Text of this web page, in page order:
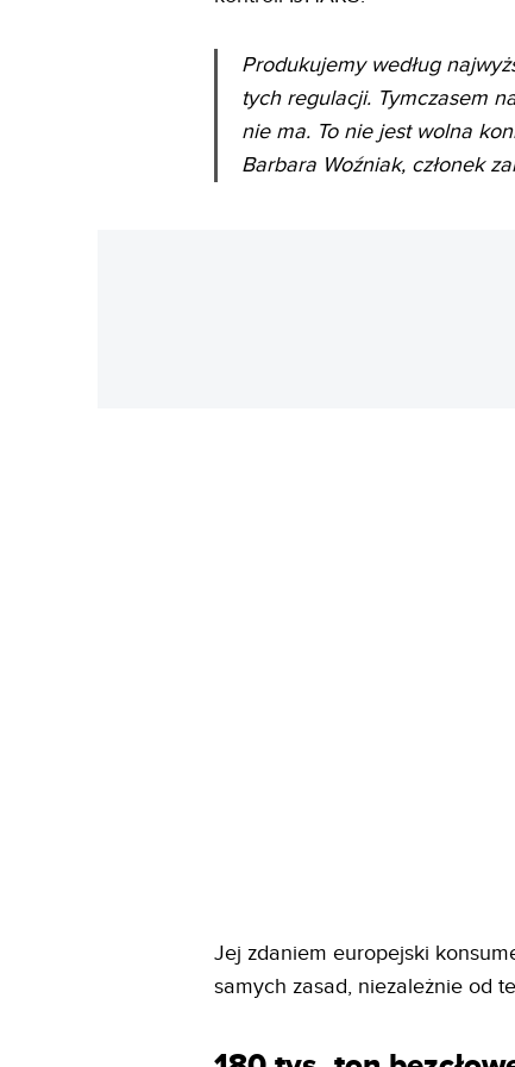
Produkujemy według
tych regulacji. Tymczasem
nie ma. To nie jest wolna
Barbara Woźniak, członek
Jej zdaniem europejski
samych zasad, niezależnie od